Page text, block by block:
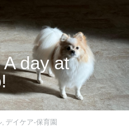
day at
デイケア-保育園